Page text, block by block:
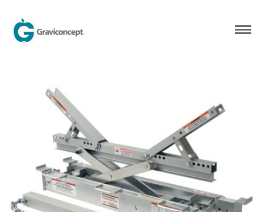
QUI SOMMES-NOUS?
NOS RÉALISATIONS
CONTACT